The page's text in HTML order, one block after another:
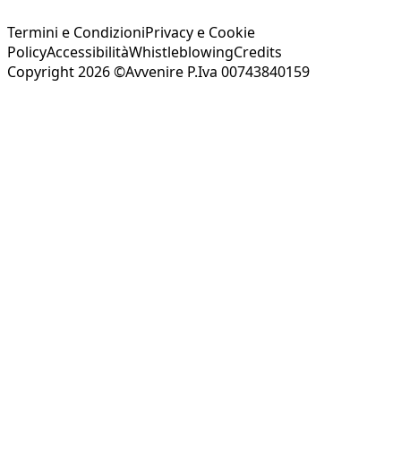
Termini e CondizioniPrivacy e Cookie
PolicyAccessibilitàWhistleblowingCredits
Copyright 2026 ©Avvenire P.Iva 00743840159